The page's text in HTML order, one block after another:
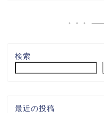
検索
最近の投稿